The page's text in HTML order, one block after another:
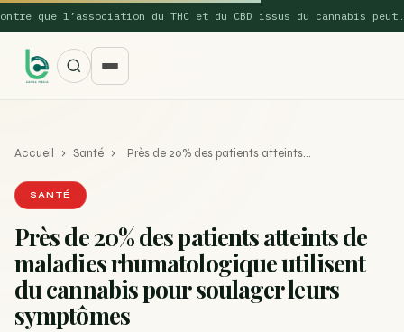
que l’association du THC et du CBD issus du cannabis peut…
SUGGESTIONS POPULAIRES
Une nouvelle étude montre que la vaporisation du
cannabis réduit de 99…
Accueil › Santé › Près de 20% des patients atteints…
SANTÉ
Près de 20% des patients atteints de
maladies rhumatologique utilisent
du cannabis pour soulager leurs
symptômes